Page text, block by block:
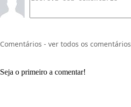
Comentários - ver todos os comentários
Seja o primeiro a comentar!